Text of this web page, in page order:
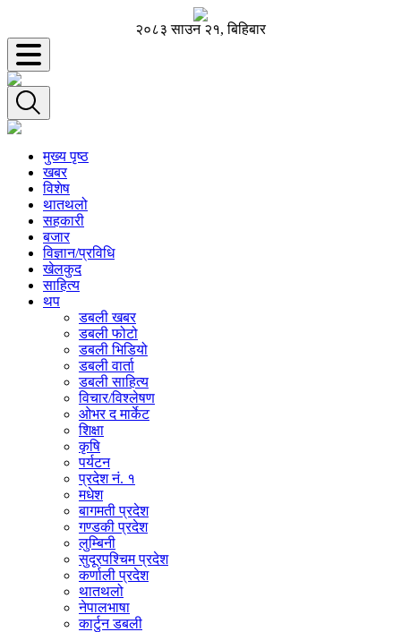
२०८३ साउन २१, बिहिबार
मुख्य पृष्ठ
खबर
विशेष
थातथलो
सहकारी
बजार
विज्ञान/प्रविधि
खेलकुद
साहित्य
थप
डबली खबर
डबली फोटो
डबली भिडियो
डबली वार्ता
डबली साहित्य
विचार/विश्‍लेषण
ओभर द मार्केट
शिक्षा
कृषि
पर्यटन
प्रदेश नं. १
मधेश
बागमती प्रदेश
गण्डकी प्रदेश
लुम्बिनी
सुदूरपश्चिम प्रदेश
कर्णाली प्रदेश
थातथलो
नेपालभाषा
कार्टुन डबली